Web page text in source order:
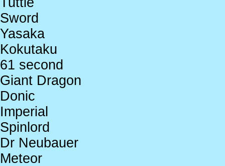
Sword
Yasaka
Kokutaku
61 second
Giant Dragon
Donic
Imperial
Spinlord
Dr Neubauer
Meteor